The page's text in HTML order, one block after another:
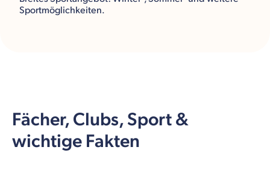
Sportmöglichkeiten.
Fächer, Clubs, Sport &
wichtige Fakten